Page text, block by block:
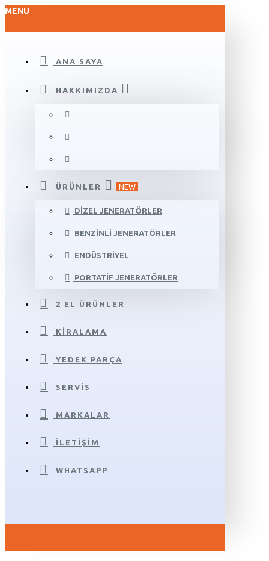
MENU
ANA SAYA
HAKKIMIZDA
ÜRÜNLER NEW
DIZEL JENERATÖRLER
BENZINLI JENERATÖRLER
ENDÜSTRIYEL
PORTATIF JENERATÖRLER
2 EL ÜRÜNLER
KIRALAMA
YEDEK PARÇA
SERVIS
MARKALAR
İLETIŞIM
WHATSAPP